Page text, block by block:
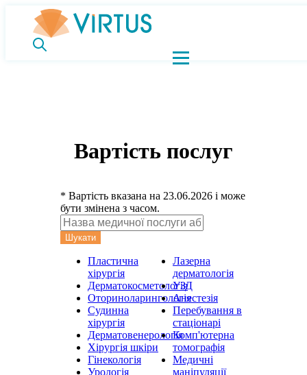
Вартість послуг
* Вартість вказана на 23.06.2026 і може
бути змінена з часом.
Шукати
Пластична
хірургія
Дерматокосметологія
Оториноларингологія
Судинна
хірургія
Дерматовенерологія
Хірургія шкіри
Гінекологія
Урологія
Лазерна
дерматологія
УЗД
Анестезія
Перебування в
стаціонарі
Комп'ютерна
томографія
Медичні
маніпуляції